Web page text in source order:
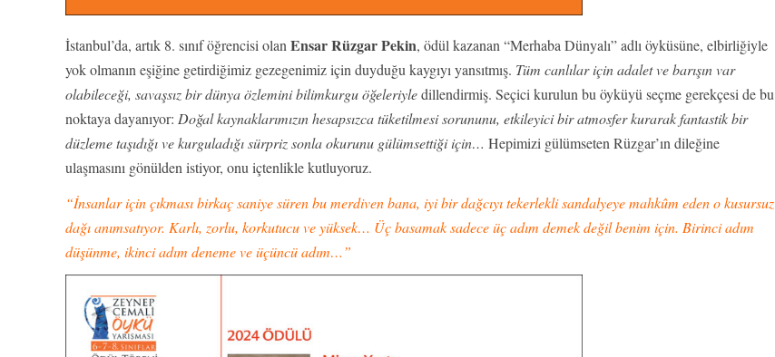
İstanbul’da, artık 8. sınıf öğrencisi olan Ensar Rüzgar Pekin, ödül kazanan “Merhaba Dünyalı” adlı öyküsüne, elbirliğiyle
yok olmanın eşiğine getirdiğimiz gezegenimiz için duyduğu kaygıyı yansıtmış. Tüm canlılar için adalet ve barışın var
olabileceği, savaşsız bir dünya özlemini bilimkurgu öğeleriyledillendirmiş. Seçici kurulun bu öyküyü seçme gerekçesi de bu
noktaya dayanıyor: Doğal kaynaklarımızın hesapsızca tüketilmesi sorununu, etkileyici bir atmosfer kurarak fantastik bir
düzleme taşıdığı ve kurguladığı sürpriz sonla okurunu gülümsettiği için… Hepimizi gülümseten Rüzgar’ın dileğine
ulaşmasını gönülden istiyor, onu içtenlikle kutluyoruz.
“İnsanlar için çıkması birkaç saniye süren bu merdiven bana, iyi bir dağcıyı tekerlekli sandalyeye mahkûm eden o kusursuz
dağı anımsatıyor. Karlı, zorlu, korkutucu ve yüksek… Üç basamak sadece üç adım demek değil benim için. Birinci adım
düşünme, ikinci adım deneme ve üçüncü adım…”